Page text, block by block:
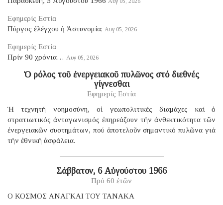
Εφημερίς Εστία
Πύργος ἐλέγχου ἡ Ἀστυνομία; Αυγ 05, 2026
Εφημερίς Εστία
Πρίν 90 χρόνια… Αυγ 05, 2026
Ὁ ρόλος τοῦ ἐνεργειακοῦ πυλῶνος στό διεθνές
γίγνεσθαι
Εφημερίς Εστία
Ἡ τεχνητή νοημοσύνη, οἱ γεωπολιτικές διαμάχες καί ὁ
στρατιωτικός ἀνταγωνισμός ἐπηρεάζουν τήν ἀνθεκτικότητα τῶν
ἐνεργειακῶν συστημάτων, πού ἀποτελοῦν σημαντικό πυλῶνα γιά
τήν ἐθνική ἀσφάλεια.
Σάββατον, 6 Αὐγούστου 1966
Πρό 60 ἐτῶν
Ο ΚΟΣΜΟΣ ΑΝΑΓΚΑΙ ΤΟΥ ΤΑΝΑΚΑ